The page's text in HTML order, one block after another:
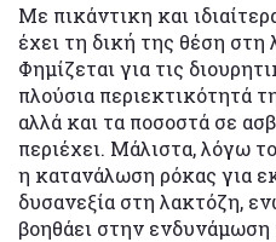
Με πικάντικη και
έχει τη δική της θέση
Φημίζεται για τις
πλούσια περιεκτικότητά
αλλά και τα ποσοστά σε
περιέχει. Μάλιστα, λόγω
η κατανάλωση ρόκας για
δυσανεξία στη λακτόζη,
βοηθάει στην